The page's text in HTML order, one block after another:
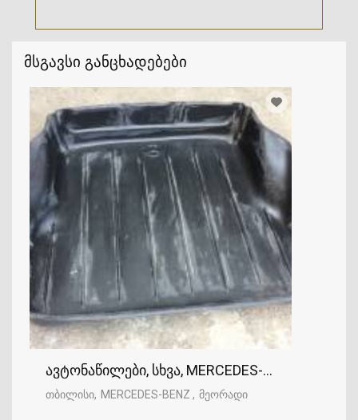
მსგავსი განცხადებები
ავტონაწილები, სხვა, MERCEDES-BENZ
თბილისი MERCEDES-BENZ მეორადი